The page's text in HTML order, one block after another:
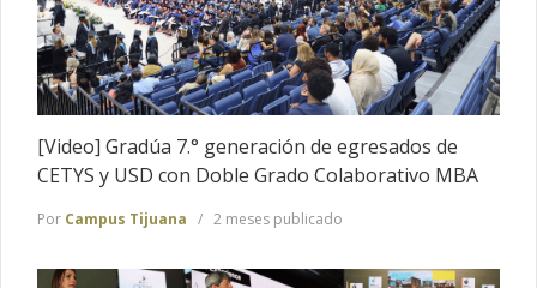
[Video] Gradúa 7.° generación de egresados de
CETYS y USD con Doble Grado Colaborativo MBA
Por Campus Tijuana 2 meses publicado